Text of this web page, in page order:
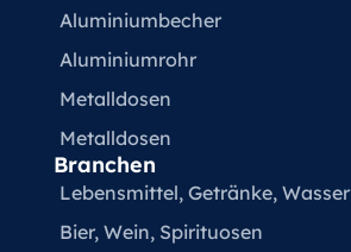
Aluminiumbecher
Aluminiumrohr
Metalldosen
Metalldosen
Branchen
Lebensmittel, Getränke, Wasser
Bier, Wein, Spirituosen